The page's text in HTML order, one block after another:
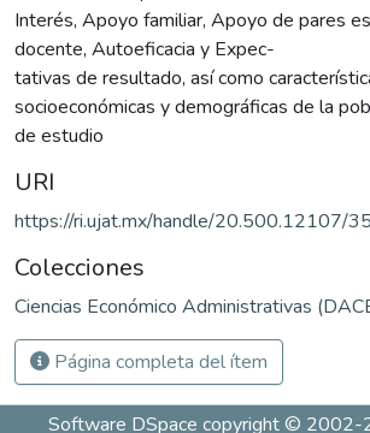
Interés, Apoyo familiar, Apoyo de pares
docente, Autoeficacia y Expec-
tativas de resultado, así como
socioeconómicas y demográficas de la
de estudio
URI
https://ri.ujat.mx/handle/20.500.12107/
Colecciones
Ciencias Económico Administrativas
Página completa del ítem
Software DSpace copyright © 2002-